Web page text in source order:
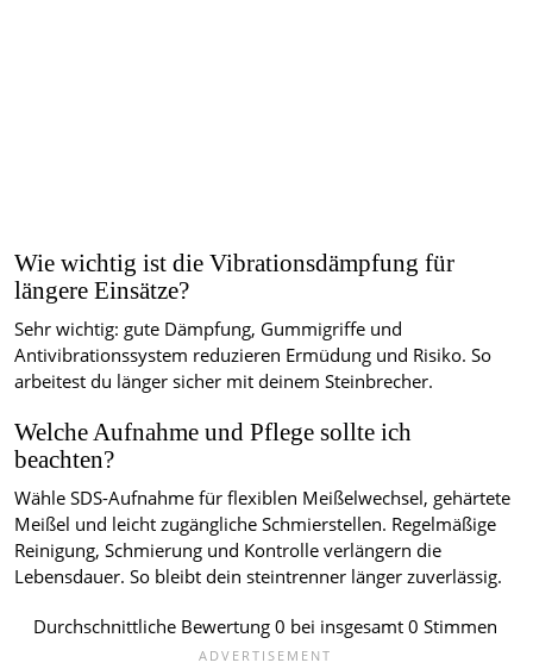
Wie wichtig ist die Vibrationsdämpfung für
längere Einsätze?
Sehr wichtig: gute Dämpfung, Gummigriffe und
Antivibrationssystem reduzieren Ermüdung und Risiko. So
arbeitest du länger sicher mit deinem Steinbrecher.
Welche Aufnahme und Pflege sollte ich
beachten?
Wähle SDS-Aufnahme für flexiblen Meißelwechsel, gehärtete
Meißel und leicht zugängliche Schmierstellen. Regelmäßige
Reinigung, Schmierung und Kontrolle verlängern die
Lebensdauer. So bleibt dein steintrenner länger zuverlässig.
Durchschnittliche Bewertung0 bei insgesamt0 Stimmen